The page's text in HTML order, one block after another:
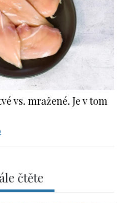
vs. mražené. Je v tom
čtěte